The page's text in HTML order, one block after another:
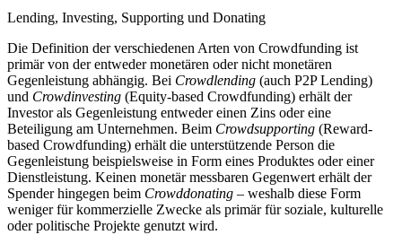
Lending, Investing, Supporting und Donating
Die Definition der verschiedenen Arten von Crowdfunding ist
primär von der entweder monetären oder nicht monetären
Gegenleistung abhängig. Bei Crowdlending (auch P2P Lending)
und Crowdinvesting (Equity-based Crowdfunding) erhält der
Investor als Gegenleistung entweder einen Zins oder eine
Beteiligung am Unternehmen. Beim Crowdsupporting (Reward-
based Crowdfunding) erhält die unterstützende Person die
Gegenleistung beispielsweise in Form eines Produktes oder einer
Dienstleistung. Keinen monetär messbaren Gegenwert erhält der
Spender hingegen beim Crowddonating – weshalb diese Form
weniger für kommerzielle Zwecke als primär für soziale, kulturelle
oder politische Projekte genutzt wird.